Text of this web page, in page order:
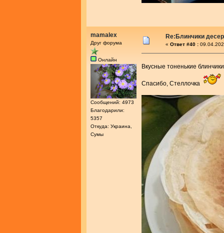
mamalex
Друг форума
Онлайн
Сообщений: 4973
Благодарили:
5357
Откуда: Украина,
Сумы
Re:Блинчики
« Ответ #40 :
Вкусные тоненькие
Спасибо, Стеллочка